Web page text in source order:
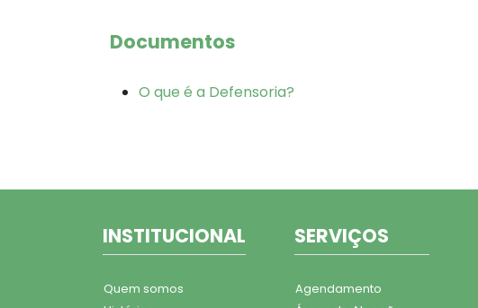
Documentos
O que é a Defensoria?
INSTITUCIONAL
Quem somos
SERVIÇOS
Agendamento